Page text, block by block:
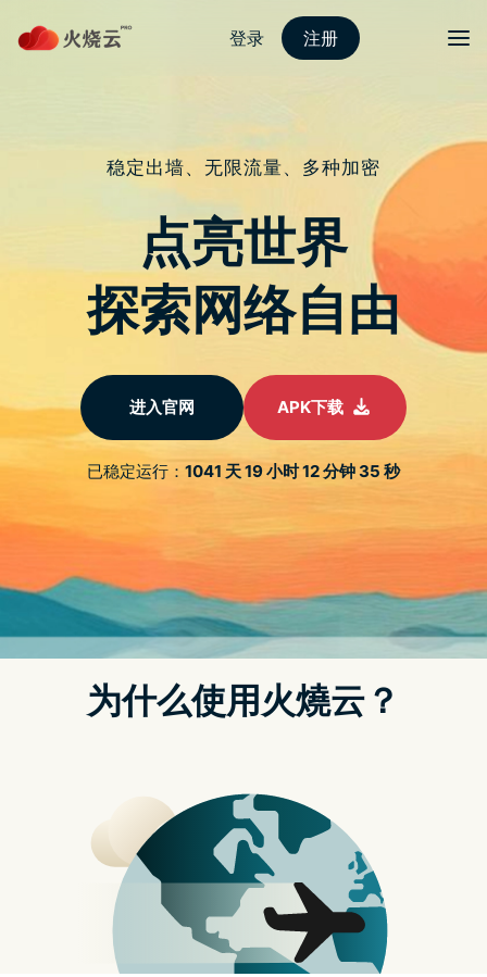
nordvpn 安卓
支援高速Wi-Fi 7连网！联发科技发
布天玑9200旗舰行动晶片
2022 年 11 月 9 日 由 nordVPN好用吗
联发科技於今（11/8）日发表天玑9200 旗舰5G行动晶片，
凭藉在高性能、高能效、低功耗方面的创新突破，达到冷劲
全速的使用者体验，为行动市场打造全新旗舰5G SoC。天
玑9200以先进科技赋能行动终端打造专业级影像、沉浸式
游戏体验，支援Sub-6GHz和毫米波5G网路、以及即将到来
9200旗舰5G行动晶片的智慧手机预计将於2022年底上市。
联发科技总经理陈冠州表示：「天玑旗舰5G行动晶片是联
发科技创新之路上的里程碑之作，将高性能、高能效、低功